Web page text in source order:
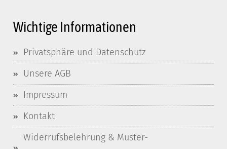
Wichtige Informationen
Privatsphäre und Datenschutz
Unsere AGB
Impressum
Kontakt
Widerrufsbelehrung & Muster-